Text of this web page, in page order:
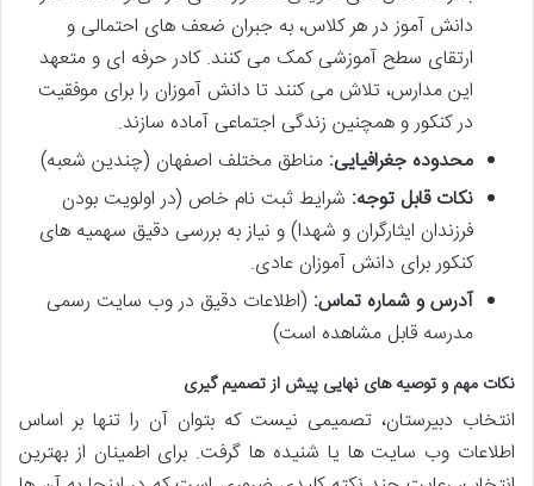
دانش آموز در هر کلاس، به جبران ضعف های احتمالی و
ارتقای سطح آموزشی کمک می کنند. کادر حرفه ای و متعهد
این مدارس، تلاش می کنند تا دانش آموزان را برای موفقیت
در کنکور و همچنین زندگی اجتماعی آماده سازند.
محدوده جغرافیایی: مناطق مختلف اصفهان (چندین شعبه)
نکات قابل توجه: شرایط ثبت نام خاص (در اولویت بودن
فرزندان ایثارگران و شهدا) و نیاز به بررسی دقیق سهمیه های
کنکور برای دانش آموزان عادی.
آدرس و شماره تماس: (اطلاعات دقیق در وب سایت رسمی
مدرسه قابل مشاهده است)
نکات مهم و توصیه های نهایی پیش از تصمیم گیری
انتخاب دبیرستان، تصمیمی نیست که بتوان آن را تنها بر اساس
اطلاعات وب سایت ها یا شنیده ها گرفت. برای اطمینان از بهترین